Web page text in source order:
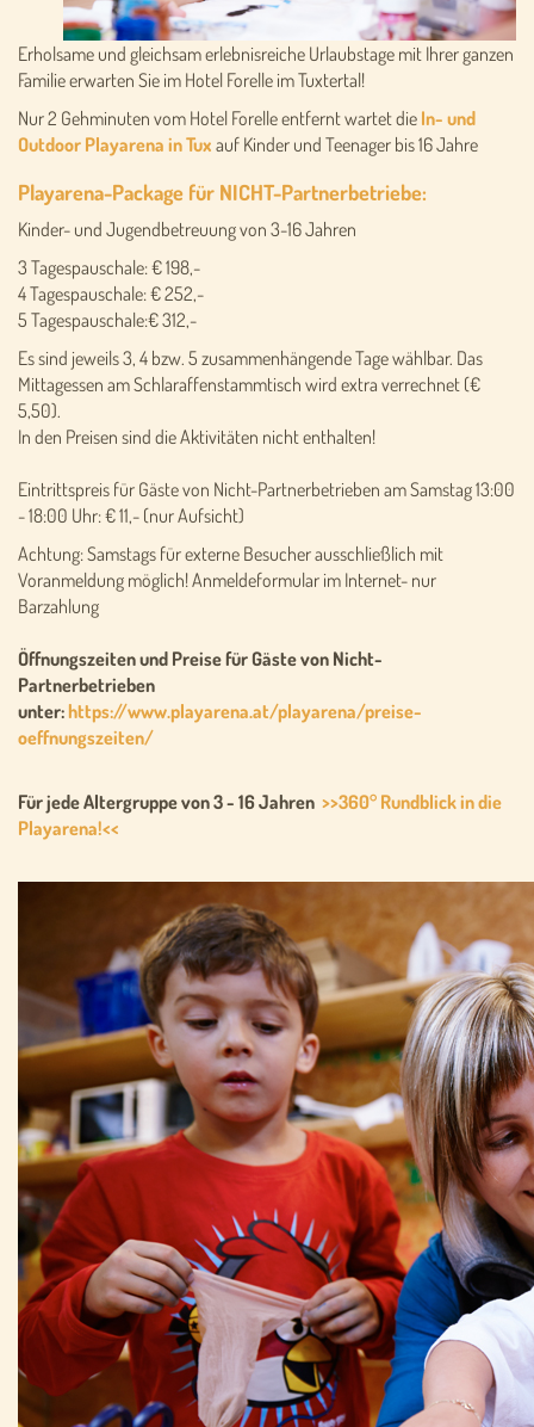
Erholsame und gleichsam erlebnisreiche Urlaubstage mit Ihrer ganzen
Familieerwarten Sie im Hotel Forelle im Tuxtertal!
Nur 2 Gehminuten vom Hotel Forelle entfernt wartet die In- und
Outdoor Playarena in Tux auf Kinder und Teenager bis 16 Jahre
Playarena-Package für NICHT-Partnerbetriebe:
Kinder- und Jugendbetreuung von 3-16 Jahren
3 Tagespauschale: € 198,-
4 Tagespauschale: € 252,-
5 Tagespauschale:€ 312,-
Es sind jeweils 3, 4 bzw. 5 zusammenhängende Tage wählbar. Das
Mittagessen am Schlaraffenstammtisch wird extra verrechnet (€
5,50).
In den Preisen sind die Aktivitäten nicht enthalten!
Eintrittspreis für Gäste von Nicht-Partnerbetrieben am Samstag 13:00
- 18:00 Uhr: € 11,- (nur Aufsicht)
Achtung: Samstags für externe Besucher ausschließlich mit
Voranmeldung möglich! Anmeldeformular im Internet- nur
Barzahlung
Öffnungszeiten und Preise für Gäste von Nicht-
Partnerbetrieben
unter:https://www.playarena.at/playarena/preise-
oeffnungszeiten/
Für jede Altergruppe von 3 - 16 Jahren >>360° Rundblick in die
Playarena!<<